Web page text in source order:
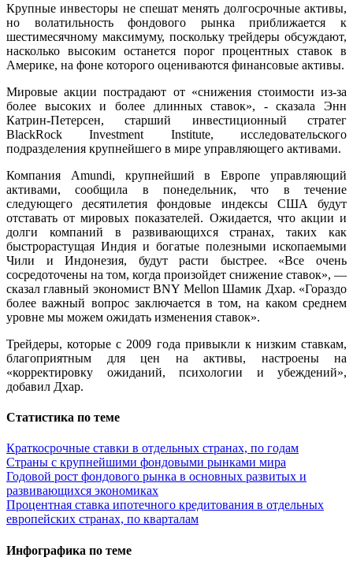
Крупные инвесторы не спешат менять долгосрочные активы,
но волатильность фондового рынка приближается к
шестимесячному максимуму, поскольку трейдеры обсуждают,
насколько высоким останется порог процентных ставок в
Америке, на фоне которого оцениваются финансовые активы.
Мировые акции пострадают от «снижения стоимости из-за
более высоких и более длинных ставок», - сказала Энн
Катрин-Петерсен, старший инвестиционный стратег
BlackRock Investment Institute, исследовательского
подразделения крупнейшего в мире управляющего активами.
Компания Amundi, крупнейший в Европе управляющий
активами, сообщила в понедельник, что в течение
следующего десятилетия фондовые индексы США будут
отставать от мировых показателей. Ожидается, что акции и
долги компаний в развивающихся странах, таких как
быстрорастущая Индия и богатые полезными ископаемыми
Чили и Индонезия, будут расти быстрее. «Все очень
сосредоточены на том, когда произойдет снижение ставок», —
сказал главный экономист BNY Mellon Шамик Дхар. «Гораздо
более важный вопрос заключается в том, на каком среднем
уровне мы можем ожидать изменения ставок».
Трейдеры, которые с 2009 года привыкли к низким ставкам,
благоприятным для цен на активы, настроены на
«корректировку ожиданий, психологии и убеждений»,
добавил Дхар.
Статистика по теме
Краткосрочные ставки в отдельных странах, по годам
Страны с крупнейшими фондовыми рынками мира
Годовой рост фондового рынка в основных развитых и
развивающихся экономиках
Процентная ставка ипотечного кредитования в отдельных
европейских странах, по кварталам
Инфографика по теме